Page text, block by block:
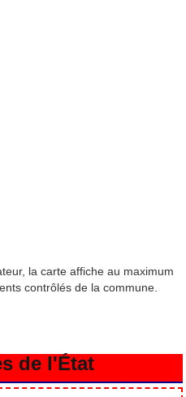
la carte affiche au maximum
contrôlés de la commune.
de l'État